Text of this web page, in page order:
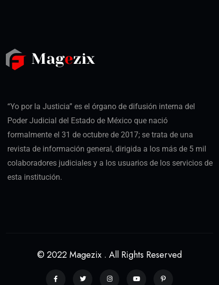
“Yo por la Justicia” es el órgano de difusión interna del
Poder Judicial del Estado de México que nació
formalmente el 31 de octubre de 2017; se trata de una
revista de información general, dirigida a los más de 5 mil
colaboradores judiciales y a los usuarios de los servicios de
esta institución.
© 2022 Magezix . All Rights Reserved